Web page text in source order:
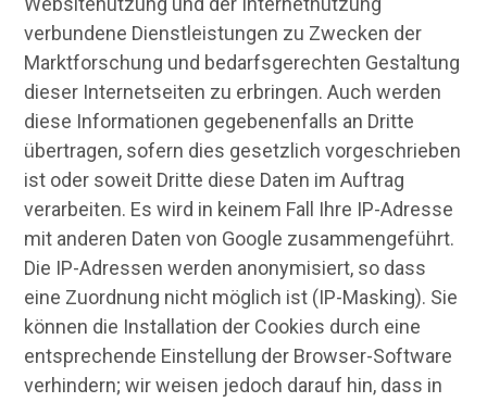
verbundene Dienstleistungen zu Zwecken der
Marktforschung und bedarfsgerechten Gestaltung
dieser Internetseiten zu erbringen. Auch werden
diese Informationen gegebenenfalls an Dritte
übertragen, sofern dies gesetzlich vorgeschrieben
ist oder soweit Dritte diese Daten im Auftrag
verarbeiten. Es wird in keinem Fall Ihre IP-Adresse
mit anderen Daten von Google zusammengeführt.
Die IP-Adressen werden anonymisiert, so dass
eine Zuordnung nicht möglich ist (IP-Masking). Sie
können die Installation der Cookies durch eine
entsprechende Einstellung der Browser-Software
verhindern; wir weisen jedoch darauf hin, dass in